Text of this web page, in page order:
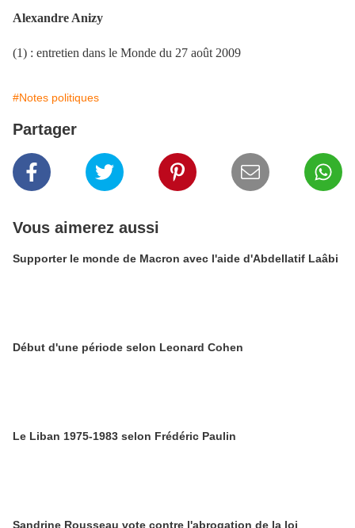
Alexandre Anizy
(1) : entretien dans le Monde du 27 août 2009
#Notes politiques
Partager
Vous aimerez aussi
Supporter le monde de Macron avec l'aide d'Abdellatif Laâbi
Début d'une période selon Leonard Cohen
Le Liban 1975-1983 selon Frédéric Paulin
Sandrine Rousseau vote contre l'abrogation de la loi